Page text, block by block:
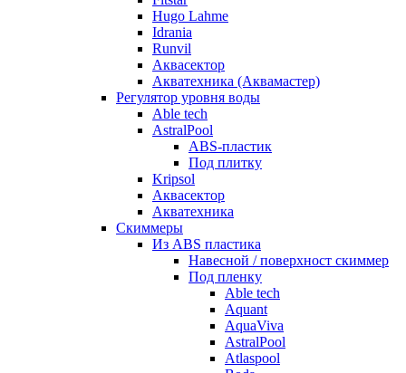
Hugo Lahme
Idrania
Runvil
Аквасектор
Акватехника (Аквамастер)
Регулятор уровня воды
Able tech
AstralPool
ABS-пластик
Под плитку
Kripsol
Аквасектор
Акватехника
Скиммеры
Из ABS пластика
Навесной / поверхност скиммер
Под пленку
Able tech
Aquant
AquaViva
AstralPool
Atlaspool